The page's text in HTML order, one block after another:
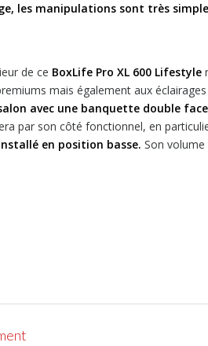
les manipulations sont très
de ce BoxLife Pro XL 600 Lifestyle
mais également aux
avec une banquette double
par son côté fonctionnel, en
en position basse. Son